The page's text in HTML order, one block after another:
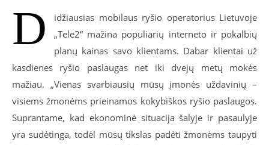
D
idžiausias mobilaus ryšio operatorius Lietuvoje
„Tele2“ mažina populiarių interneto ir pokalbių
planų kainas savo klientams. Dabar klientai už
kasdienes ryšio paslaugas net iki dvejų metų mokės
mažiau. „Vienas svarbiausių mūsų įmonės uždavinių –
visiems žmonėms prieinamos kokybiškos ryšio paslaugos.
Suprantame, kad ekonominė situacija šalyje ir pasaulyje
yra sudėtinga, todėl mūsų tikslas padėti žmonėms taupyti